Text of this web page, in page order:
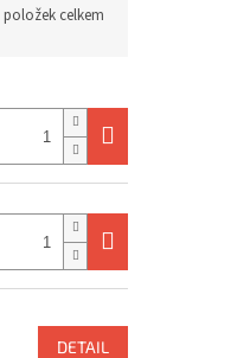
položek celkem
DETAIL